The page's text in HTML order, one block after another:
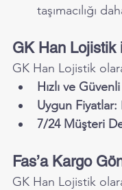
taşımacılığı
GK Han Lojistik
GK Han Lojistik
Hızlı ve
Uygun Fiyatlar:
7/24 Müşteri
Fas’a Kargo
GK Han Lojistik